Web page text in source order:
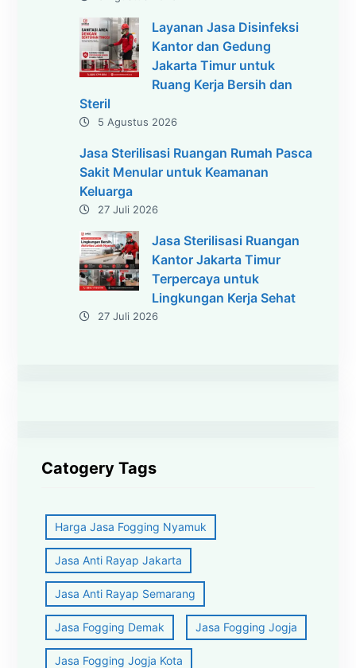
Layanan Jasa Disinfeksi
Kantor dan Gedung
Jakarta Timur untuk
Ruang Kerja Bersih dan
Steril
5 Agustus 2026
Jasa Sterilisasi Ruangan Rumah Pasca
Sakit Menular untuk Keamanan
Keluarga
27 Juli 2026
Jasa Sterilisasi Ruangan
Kantor Jakarta Timur
Terpercaya untuk
Lingkungan Kerja Sehat
27 Juli 2026
Catogery Tags
Harga Jasa Fogging Nyamuk
Jasa Anti Rayap Jakarta
Jasa Anti Rayap Semarang
Jasa Fogging Demak Jasa Fogging Jogja
Jasa Fogging Jogja Kota